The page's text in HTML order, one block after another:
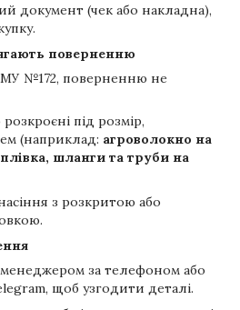
документ (чек або накладна),
поверненню
№172, поверненню не
під розмір,
(наприклад: агроволокно на
шланги та труби на
з розкритою або
за телефоном або
щоб узгодити деталі.